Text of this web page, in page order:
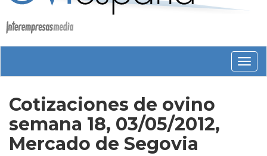
Cotizaciones de ovino
semana 18, 03/05/2012,
Mercado de Segovia